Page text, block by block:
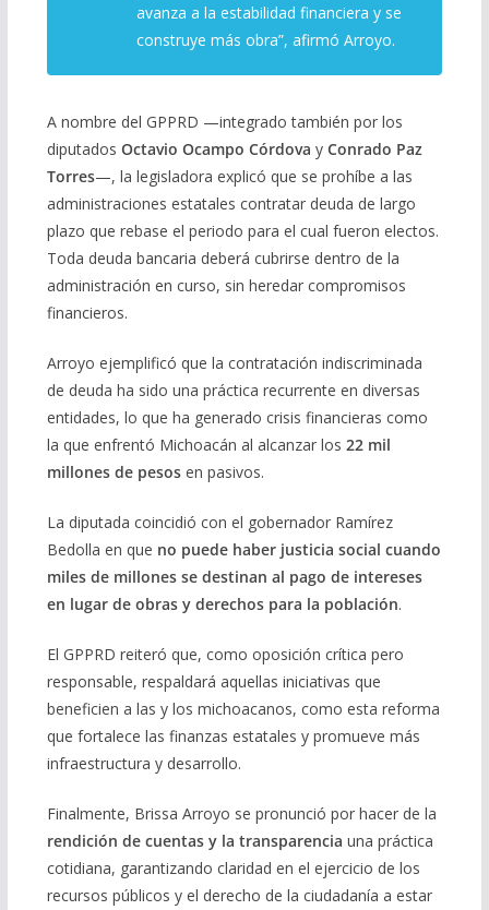
avanza a la estabilidad financiera y se
construye más obra”, afirmó Arroyo.
A nombre del GPPRD —integrado también por los
diputados Octavio Ocampo Córdova y Conrado Paz
Torres—, la legisladora explicó que se prohíbe a las
administraciones estatales contratar deuda de largo
plazo que rebase el periodo para el cual fueron electos.
Toda deuda bancaria deberá cubrirse dentro de la
administración en curso, sin heredar compromisos
financieros.
Arroyo ejemplificó que la contratación indiscriminada
de deuda ha sido una práctica recurrente en diversas
entidades, lo que ha generado crisis financieras como
la que enfrentó Michoacán al alcanzar los 22 mil
millones de pesosen pasivos.
La diputada coincidió con el gobernador Ramírez
Bedolla en que no puede haber justicia social cuando
miles de millones se destinan al pago de intereses
en lugar de obras y derechos para la población.
El GPPRD reiteró que, como oposición crítica pero
responsable, respaldará aquellas iniciativas que
beneficien a las y los michoacanos, como esta reforma
que fortalece las finanzas estatales y promueve más
infraestructura y desarrollo.
Finalmente, Brissa Arroyo se pronunció por hacer de la
rendición de cuentas y la transparencia una práctica
cotidiana, garantizando claridad en el ejercicio de los
recursos públicos y el derecho de la ciudadanía a estar